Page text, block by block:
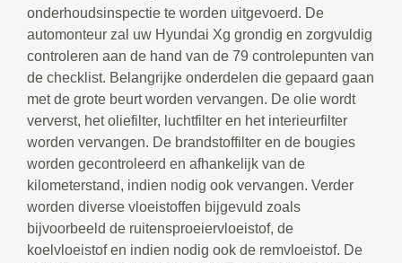
onderhoudsinspectie te worden uitgevoerd. De
automonteur zal uw Hyundai Xg grondig en zorgvuldig
controleren aan de hand van de 79 controlepunten van
de checklist. Belangrijke onderdelen die gepaard gaan
met de grote beurt worden vervangen. De olie wordt
ververst, het oliefilter, luchtfilter en het interieurfilter
worden vervangen. De brandstoffilter en de bougies
worden gecontroleerd en afhankelijk van de
kilometerstand, indien nodig ook vervangen. Verder
worden diverse vloeistoffen bijgevuld zoals
bijvoorbeeld de ruitensproeiervloeistof, de
koelvloeistof en indien nodig ook de remvloeistof. De